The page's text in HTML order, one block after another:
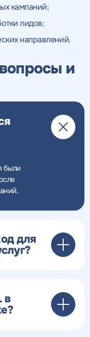
кампаний;
лидов;
направлений.
и
были
для
в